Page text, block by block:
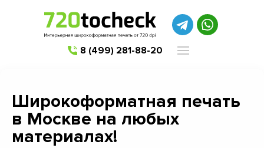
8 (499) 281-88-20
Широкоформатная печать
в Москве на любых
материалах!